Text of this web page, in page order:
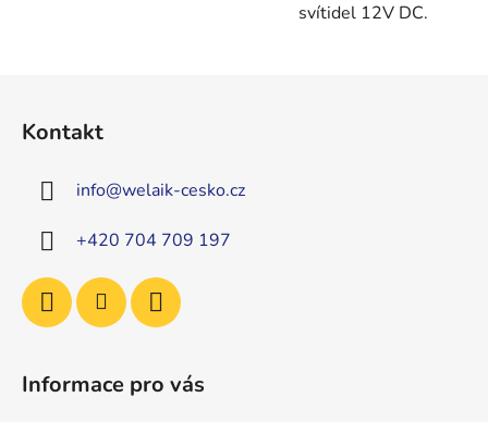
svítidel 12V DC.
Kontakt
info@welaik-cesko.cz
+420 704 709 197
Informace pro vás